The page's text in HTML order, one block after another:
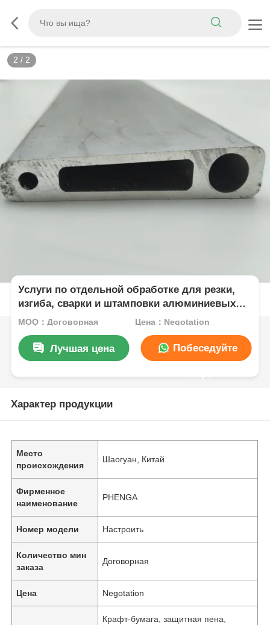
2 / 2
Услуги по отдельной обработке для резки,
изгиба, сварки и штамповки алюминиевых
экструдированных профилей
MOQ：Договорная Цена：Negotation
Лучшая цена Побеседуйте
Характер продукции
Место
происхождения
Шаогуан, Китай
Фирменное
наименование
PHENGA
Номер модели Настроить
Количество мин
заказа
Договорная
Цена Negotation
Крафт-бумага, защитная пена,